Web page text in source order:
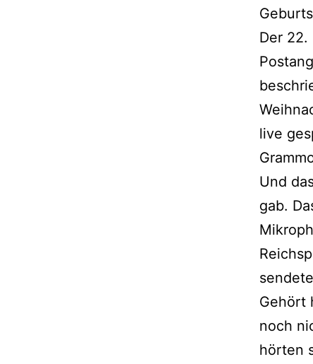
Der 22.
live
Und
gab.
Gehört
noch
hörten